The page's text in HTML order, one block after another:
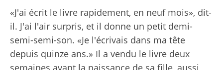
«J'ai écrit le livre rapidement, en neuf mois», dit-
il. J'ai l'air surpris, et il donne un petit demi-
semi-semi-son. «Je l'écrivais dans ma tête
depuis quinze ans.» Il a vendu le livre deux